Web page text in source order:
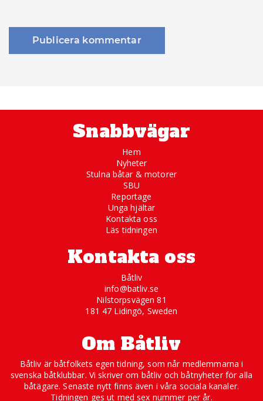
Snabbvägar
Hem
Nyheter
Stulna båtar & motorer
SBU
Reportage
Unga hjältar
Kontakta oss
Läs tidningen
Kontakta oss
Båtliv
info@batliv.se
Nilstorpsvägen 81
181 47 Lidingö, Sweden
Om Båtliv
Båtliv är båtfolkets egen tidning, som når medlemmarna i
svenska båtklubbar. Vi skriver om båtliv och båtnyheter för alla
båtägare. Senaste nytt finns även i våra sociala kanaler.
Tidningen ges ut med sex nummer per år.